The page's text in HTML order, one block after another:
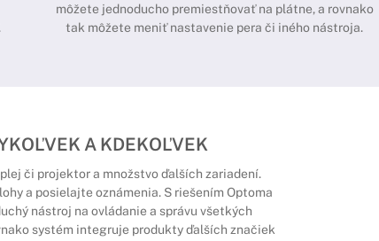
môžete jednoducho premiestňovať na plátne, a rovnako
tak môžete meniť nastavenie pera či iného nástroja.
A KDEKOĽVEK
či projektor a množstvo ďalších zariadení.
a posielajte oznámenia. S riešením Optoma
nástroj na ovládanie a správu všetkých
systém integruje produkty ďalších značiek